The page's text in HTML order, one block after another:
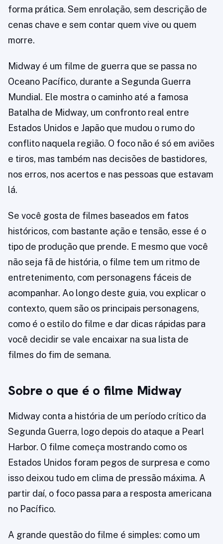
forma prática. Sem enrolação, sem descrição de
cenas chave e sem contar quem vive ou quem
morre.
Midway é um filme de guerra que se passa no
Oceano Pacífico, durante a Segunda Guerra
Mundial. Ele mostra o caminho até a famosa
Batalha de Midway, um confronto real entre
Estados Unidos e Japão que mudou o rumo do
conflito naquela região. O foco não é só em aviões
e tiros, mas também nas decisões de bastidores,
nos erros, nos acertos e nas pessoas que estavam
lá.
Se você gosta de filmes baseados em fatos
históricos, com bastante ação e tensão, esse é o
tipo de produção que prende. E mesmo que você
não seja fã de história, o filme tem um ritmo de
entretenimento, com personagens fáceis de
acompanhar. Ao longo deste guia, vou explicar o
contexto, quem são os principais personagens,
como é o estilo do filme e dar dicas rápidas para
você decidir se vale encaixar na sua lista de
filmes do fim de semana.
Sobre o que é o filme Midway
Midway conta a história de um período crítico da
Segunda Guerra, logo depois do ataque a Pearl
Harbor. O filme começa mostrando como os
Estados Unidos foram pegos de surpresa e como
isso deixou tudo em clima de pressão máxima. A
partir daí, o foco passa para a resposta americana
no Pacífico.
A grande questão do filme é simples: como um